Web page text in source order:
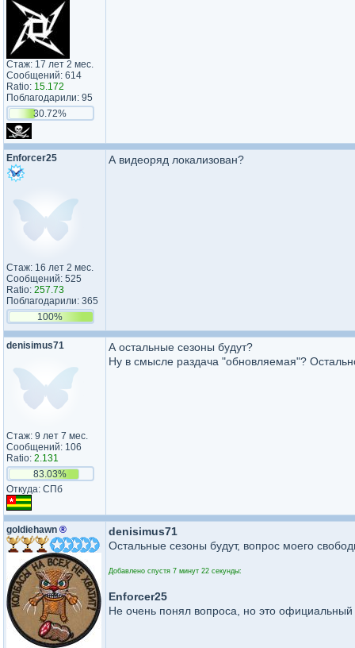
Стаж: 17 лет 2 мес.
Сообщений: 614
Ratio: 15.172
Поблагодарили: 95
30.72%
Enforcer25
Стаж: 16 лет 2 мес.
Сообщений: 525
Ratio: 257.73
Поблагодарили: 365
100%
А видеоряд локализован?
denisimus71
Стаж: 9 лет 7 мес.
Сообщений: 106
Ratio: 2.131
83.03%
Откуда: СПб
А остальные сезоны будут?
Ну в смысле раздача "обновляемая"?
goldiehawn ®
denisimus71
Остальные сезоны будут, вопрос моего
Добавлено спустя 7 минут 22 секунды:
Enforcer25
Не очень понял вопроса, но это